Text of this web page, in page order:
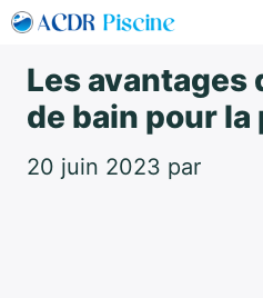
Aller
contenu
Les avantages
de bain pour
20 juin 2023 par